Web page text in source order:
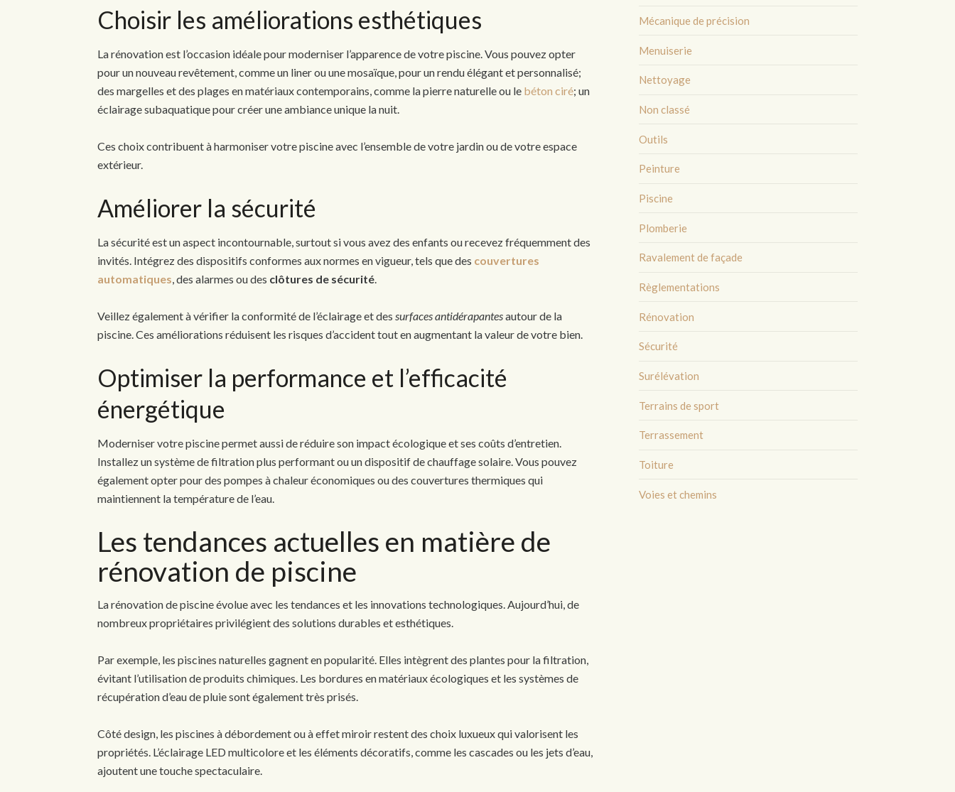
Choisir les améliorations esthétiques
La rénovation est l’occasion idéale pour moderniser l’apparence de votre piscine. Vous pouvez opter
pour un nouveau revêtement, comme un liner ou une mosaïque, pour un rendu élégant et personnalisé;
des margelles et des plages en matériaux contemporains, comme la pierre naturelle ou le béton ciré; un
éclairage subaquatique pour créer une ambiance unique la nuit.
Ces choix contribuent à harmoniser votre piscine avec l’ensemble de votre jardin ou de votre espace
extérieur.
Améliorer la sécurité
La sécurité est un aspect incontournable, surtout si vous avez des enfants ou recevez fréquemment des
invités. Intégrez des dispositifs conformes aux normes en vigueur, tels que des couvertures
automatiques, des alarmes ou des clôtures de sécurité.
Veillez également à vérifier la conformité de l’éclairage et des surfaces antidérapantesautour de la
piscine. Ces améliorations réduisent les risques d’accident tout en augmentant la valeur de votre bien.
Optimiser la performance et l’efficacité
énergétique
Moderniser votre piscine permet aussi de réduire son impact écologique et ses coûts d’entretien.
Installez un système de filtration plus performant ou un dispositif de chauffage solaire. Vous pouvez
également opter pour des pompes à chaleur économiques ou des couvertures thermiques qui
maintiennent la température de l’eau.
Les tendances actuelles en matière de
rénovation de piscine
La rénovation de piscine évolue avec les tendances et les innovations technologiques. Aujourd’hui, de
nombreux propriétaires privilégient des solutions durables et esthétiques.
Par exemple, les piscines naturelles gagnent en popularité. Elles intègrent des plantes pour la filtration,
évitant l’utilisation de produits chimiques. Les bordures en matériaux écologiques et les systèmes de
récupération d’eau de pluie sont également très prisés.
Côté design, les piscines à débordement ou à effet miroir restent des choix luxueux qui valorisent les
propriétés. L’éclairage LED multicolore et les éléments décoratifs, comme les cascades ou les jets d’eau,
ajoutent une touche spectaculaire.
Mécanique de précision
Menuiserie
Nettoyage
Non classé
Outils
Peinture
Piscine
Plomberie
Ravalement de façade
Règlementations
Rénovation
Sécurité
Surélévation
Terrains de sport
Terrassement
Toiture
Voies et chemins